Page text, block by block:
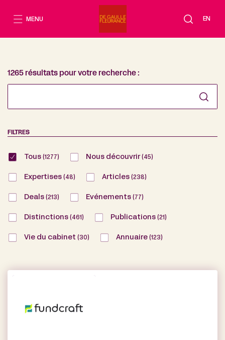
EN
MENU
1265 résultats pour votre recherche :
FILTRES
Tous (1277) Nous découvrir (45)
Expertises (48) Articles (238)
Deals (213) Evénements (77)
Distinctions (461) Publications (21)
Vie du cabinet (30) Annuaire (123)